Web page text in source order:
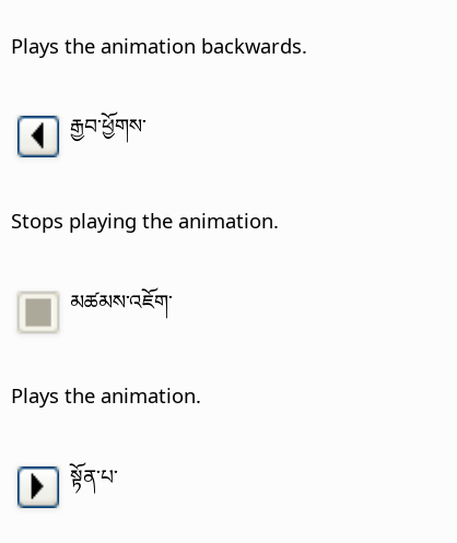
Plays the animation backwards.
རྒྱབ་ཕྱོགས་
Stops playing the animation.
མཚམས་འཇོག་
Plays the animation.
སྟོན་པ་